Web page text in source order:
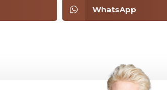
WhatsApp